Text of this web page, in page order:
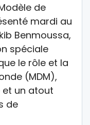
de
mardi au
Benmoussa,
spéciale
le rôle et la
(MDM),
et un atout
de